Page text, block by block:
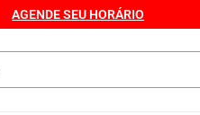
AGENDE SEU HORÁRIO